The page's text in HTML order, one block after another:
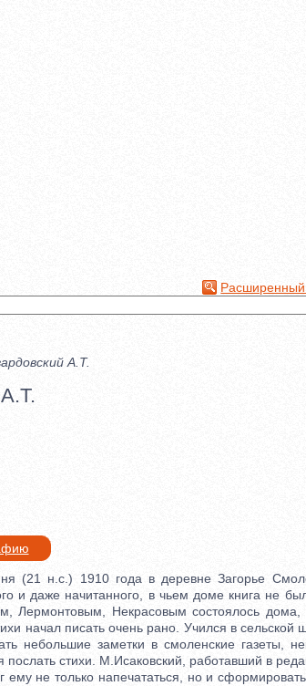
Расширенный
А.Т.
н.с.) 1910 года в деревне Загорье
и даже начитанного, в чьем доме книга не
Лермонтовым, Некрасовым состоялось дома,
начал писать очень рано. Учился в
небольшие заметки в смоленские газеты,
послать стихи. М.Исаковский, работавший в
ему не только напечататься, но и